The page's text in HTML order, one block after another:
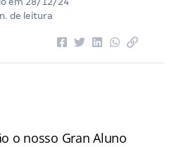
de leitura
o nosso Gran Aluno